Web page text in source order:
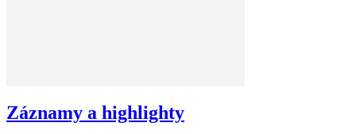
Záznamy a highlighty